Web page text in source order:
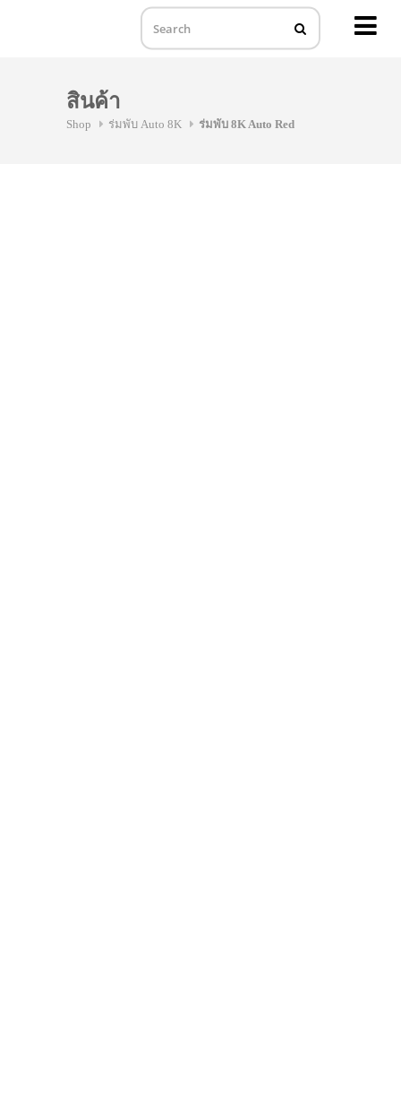
สินค้า
Shop ร่มพับ Auto 8K ร่มพับ 8K Auto Red